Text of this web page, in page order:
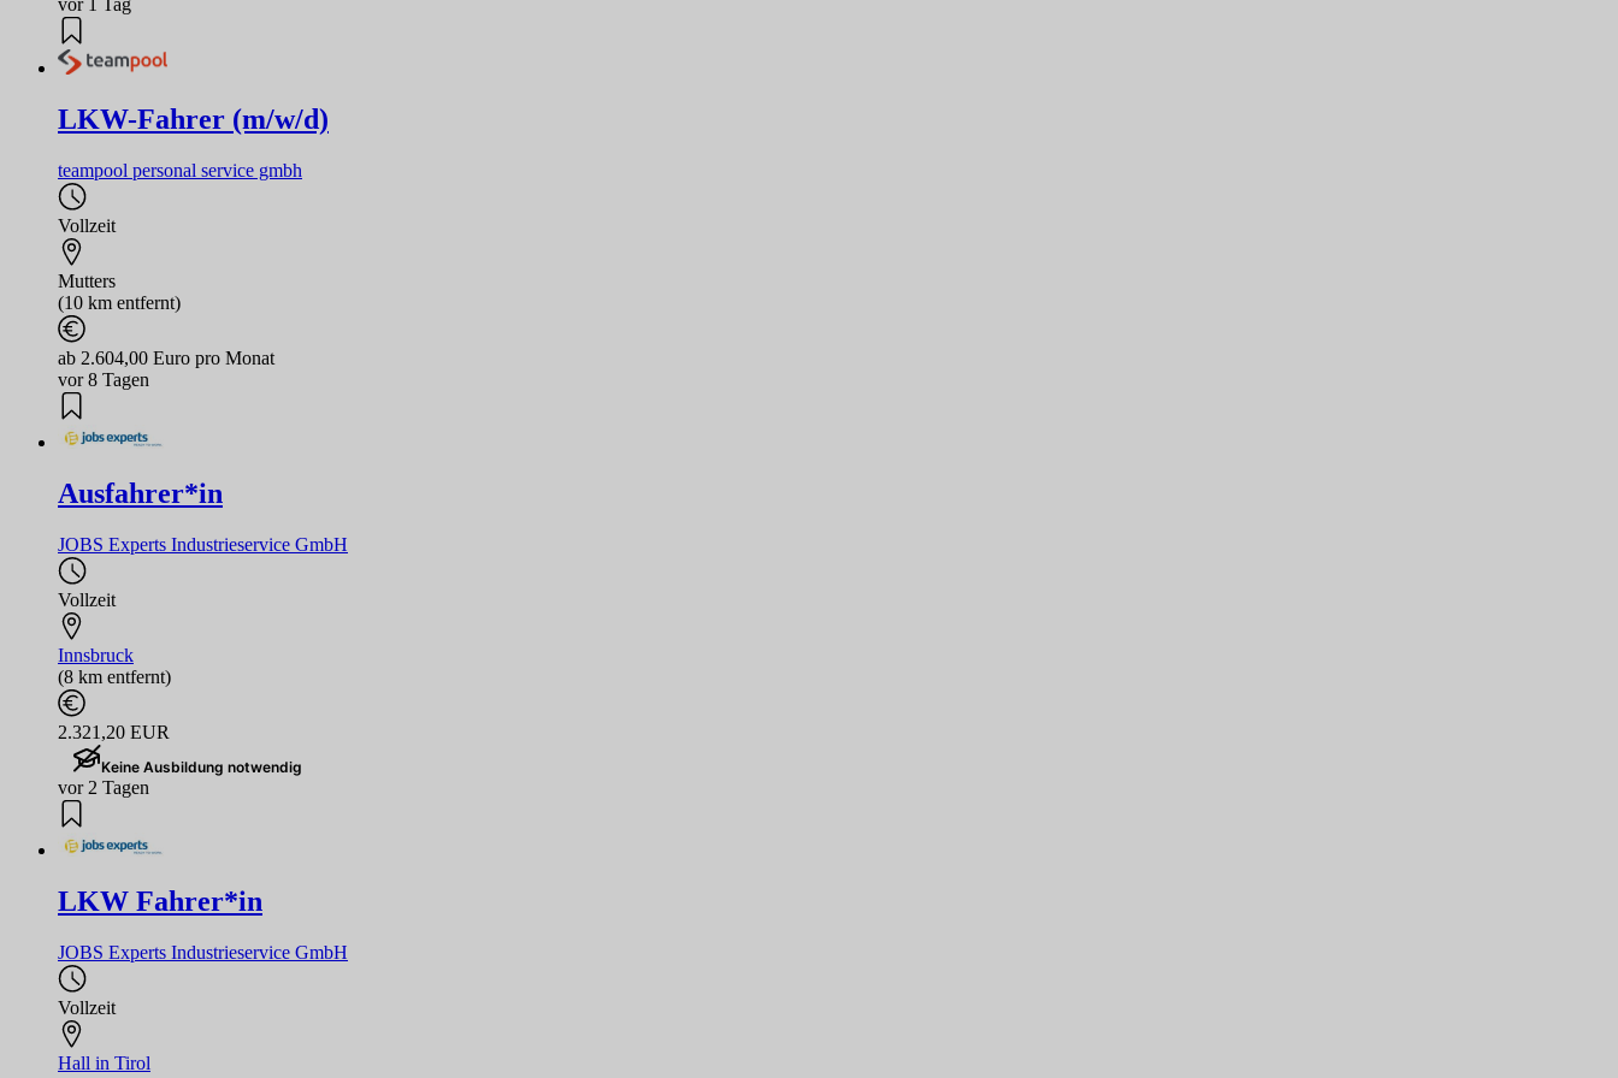
LKW-Fahrer (m/w/d)
teampool personal service gmbh
Vollzeit
Mutters
(10 km entfernt)
ab 2.604,00 Euro pro Monat
vor 8 Tagen
Ausfahrer*in
JOBS Experts Industrieservice GmbH
Vollzeit
Innsbruck
(8 km entfernt)
2.321,20 EUR
Keine Ausbildung notwendig
vor 2 Tagen
LKW Fahrer*in
JOBS Experts Industrieservice GmbH
Vollzeit
Hall in Tirol